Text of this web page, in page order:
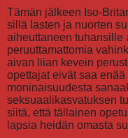
Tämän jälkeen Iso-
sillä lasten ja nuorten
aiheuttaneen
peruuttamattomia
aivan liian kevein
opettajat eivät saa
moninaisuudesta
seksuaalikasvatuksen
siitä, että tällainen
lapsia heidän omasta